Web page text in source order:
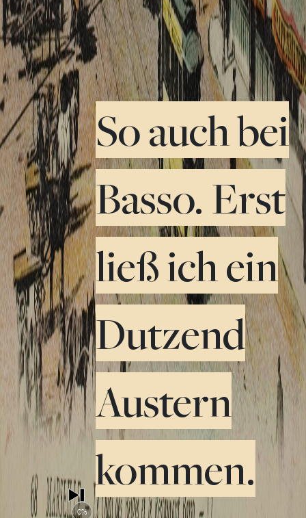
0%
So auch bei
Basso. Erst
ließ ich ein
Dutzend
Austern
kommen.